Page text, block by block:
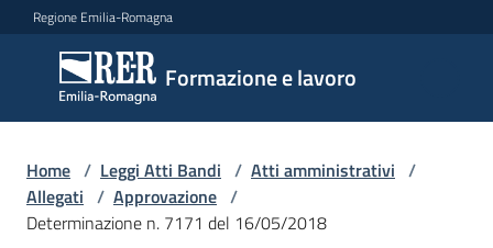
Vai al contenuto
Vai alla navigazione
Vai al footer
Regione Emilia-Romagna
Formazione e lavoro
Formazione
e lavoro
Argomenti
Home / Leggi Atti Bandi / Atti amministrativi /
Allegati / Approvazione /
Determinazione n. 7171 del 16/05/2018